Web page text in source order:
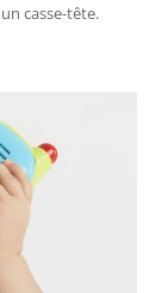
casse-tête.